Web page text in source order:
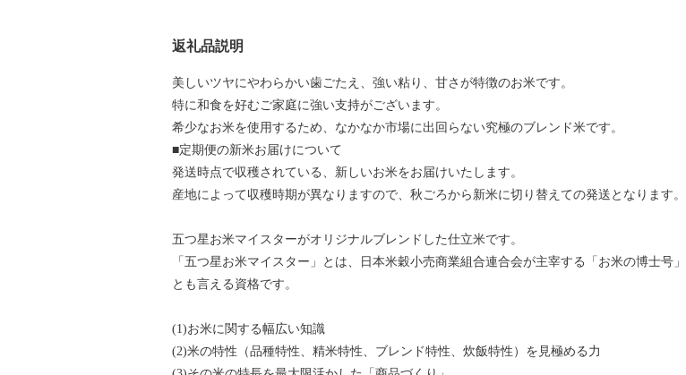
返礼品説明
美しいツヤにやわらかい歯ごたえ、強い粘り、甘さが特徴のお米です。
特に和食を好むご家庭に強い支持がございます。
希少なお米を使用するため、なかなか市場に出回らない究極のブレンド米です。
■定期便の新米お届けについて
発送時点で収穫されている、新しいお米をお届けいたします。
産地によって収穫時期が異なりますので、秋ごろから新米に切り替えての発送となります。
五つ星お米マイスターがオリジナルブレンドした仕立米です。
「五つ星お米マイスター」とは、日本米穀小売商業組合連合会が主宰する「お米の博士号」
とも言える資格です。
(1)お米に関する幅広い知識
(2)米の特性（品種特性、精米特性、ブレンド特性、炊飯特性）を見極める力